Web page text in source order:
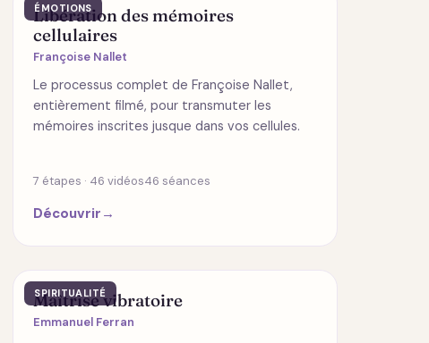
ÉMOTIONS
Libération des mémoires
cellulaires
Françoise Nallet
Le processus complet de Françoise Nallet,
entièrement filmé, pour transmuter les
mémoires inscrites jusque dans vos cellules.
7 étapes · 46 vidéos46 séances
Découvrir →
SPIRITUALITÉ
Maîtrise vibratoire
Emmanuel Ferran